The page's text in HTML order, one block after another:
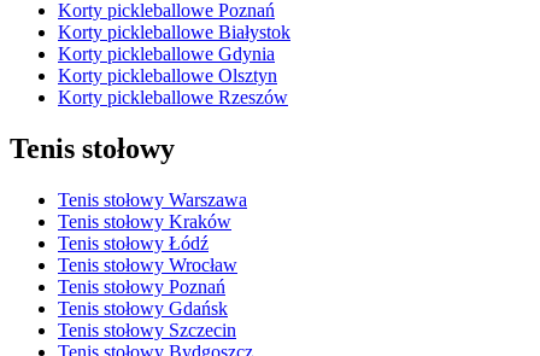
Korty pickleballowe Poznań
Korty pickleballowe Białystok
Korty pickleballowe Gdynia
Korty pickleballowe Olsztyn
Korty pickleballowe Rzeszów
Tenis stołowy
Tenis stołowy Warszawa
Tenis stołowy Kraków
Tenis stołowy Łódź
Tenis stołowy Wrocław
Tenis stołowy Poznań
Tenis stołowy Gdańsk
Tenis stołowy Szczecin
Tenis stołowy Bydgoszcz